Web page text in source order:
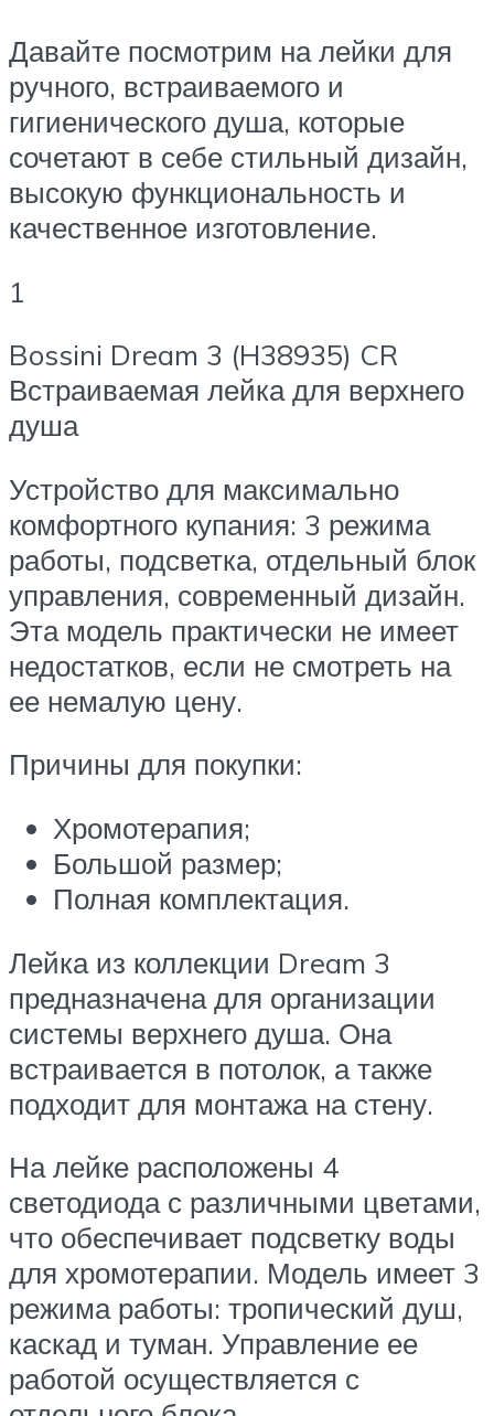
Давайте посмотрим на лейки для
ручного, встраиваемого и
гигиенического душа, которые
сочетают в себе стильный дизайн,
высокую функциональность и
качественное изготовление.
1
Bossini Dream 3 (H38935) CR
Встраиваемая лейка для верхнего
душа
Устройство для максимально
комфортного купания: 3 режима
работы, подсветка, отдельный блок
управления, современный дизайн.
Эта модель практически не имеет
недостатков, если не смотреть на
ее немалую цену.
Причины для покупки:
Хромотерапия;
Большой размер;
Полная комплектация.
Лейка из коллекции Dream 3
предназначена для организации
системы верхнего душа. Она
встраивается в потолок, а также
подходит для монтажа на стену.
На лейке расположены 4
светодиода с различными цветами,
что обеспечивает подсветку воды
для хромотерапии. Модель имеет 3
режима работы: тропический душ,
каскад и туман. Управление ее
работой осуществляется с